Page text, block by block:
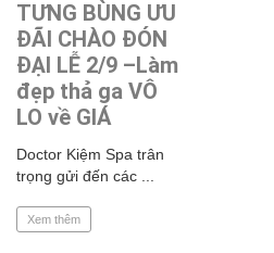
TƯNG BÙNG ƯU
ĐÃI CHÀO ĐÓN
ĐẠI LỄ 2/9 –Làm
đẹp thả ga VÔ
LO về GIÁ
Doctor Kiệm Spa trân
trọng gửi đến các ...
Xem thêm